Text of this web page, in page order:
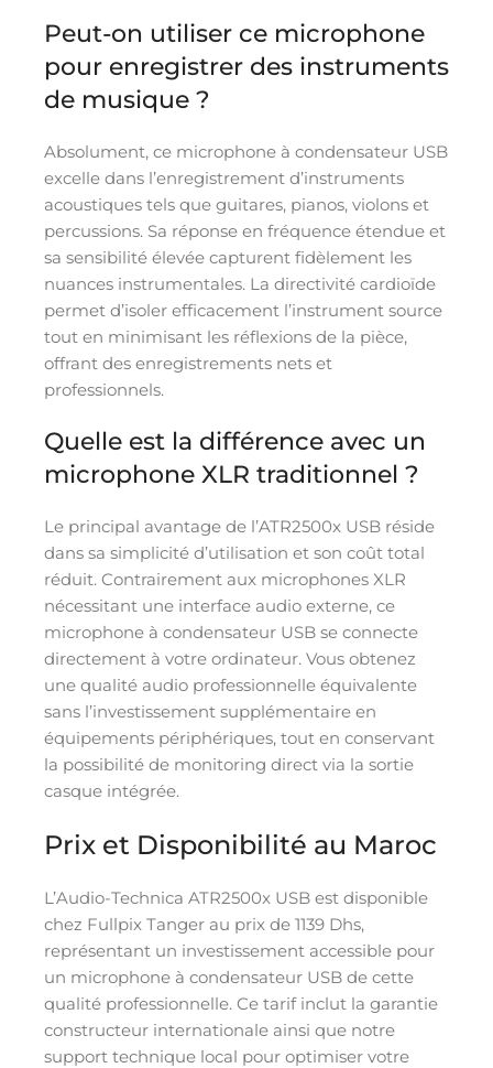
Peut-on utiliser ce microphone
pour enregistrer des instruments
de musique ?
Absolument, ce microphone à condensateur USB
excelle dans l’enregistrement d’instruments
acoustiques tels que guitares, pianos, violons et
percussions. Sa réponse en fréquence étendue et
sa sensibilité élevée capturent fidèlement les
nuances instrumentales. La directivité cardioïde
permet d’isoler efficacement l’instrument source
tout en minimisant les réflexions de la pièce,
offrant des enregistrements nets et
professionnels.
Quelle est la différence avec un
microphone XLR traditionnel ?
Le principal avantage de l’ATR2500x USB réside
dans sa simplicité d’utilisation et son coût total
réduit. Contrairement aux microphones XLR
nécessitant une interface audio externe, ce
microphone à condensateur USB se connecte
directement à votre ordinateur. Vous obtenez
une qualité audio professionnelle équivalente
sans l’investissement supplémentaire en
équipements périphériques, tout en conservant
la possibilité de monitoring direct via la sortie
casque intégrée.
Prix et Disponibilité au Maroc
L’Audio-Technica ATR2500x USB est disponible
chez Fullpix Tanger au prix de 1139 Dhs,
représentant un investissement accessible pour
un microphone à condensateur USB de cette
qualité professionnelle. Ce tarif inclut la garantie
constructeur internationale ainsi que notre
support technique local pour optimiser votre